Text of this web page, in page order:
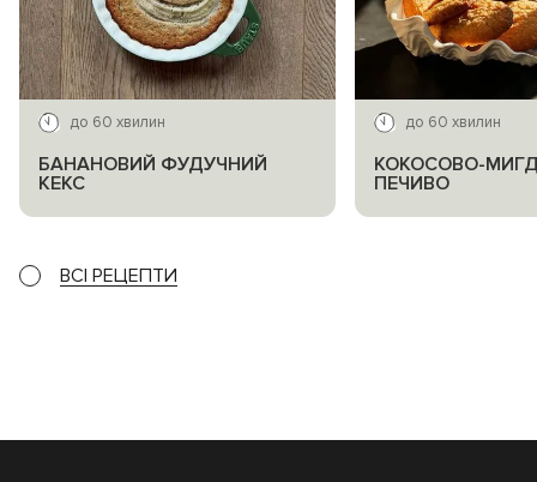
до 60 хвилин
БАНАНОВИЙ ФУДУЧНИЙ
КЕКС
до 60 хвилин
КОКОСОВО-
ПЕЧИВО
ВСІ РЕЦЕПТИ